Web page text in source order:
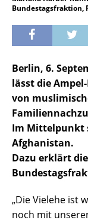
Bundestagsfraktion,
Berlin, 6.
lässt die
von
Im Mittelpunkt
Afghanistan.
Dazu erklärt
„Die Vielehe ist
noch mit